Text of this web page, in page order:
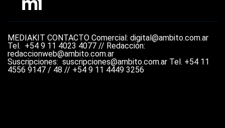
MEDIAKIT CONTACTO Comercial: digital@ambito.com.ar
Tel. +54 9 11 4023 4077 // Redacción:
redaccionweb@ambito.com.ar
Suscripciones: suscripciones@ambito.com.ar Tel. +54 11
4556 9147 / 48 // +54 9 11 4449 3256